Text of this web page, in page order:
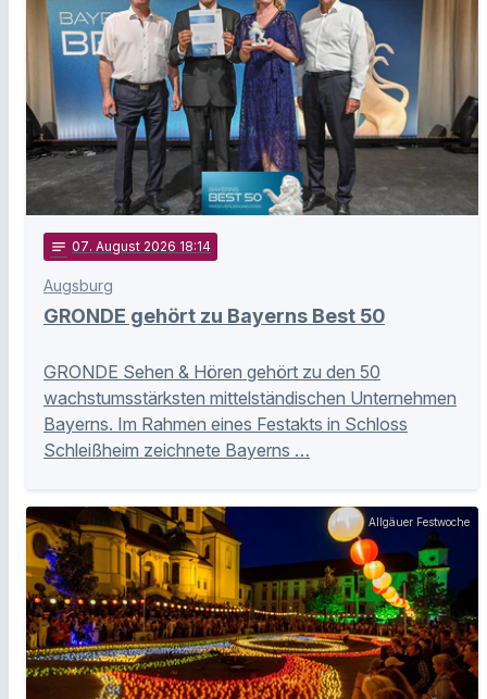
notes 07. August 2026 18:14
Augsburg
GRONDE gehört zu Bayerns Best 50
GRONDE Sehen & Hören gehört zu den 50
wachstumsstärksten mittelständischen Unternehmen
Bayerns. Im Rahmen eines Festakts in Schloss
Schleißheim zeichnete Bayerns …
Allgäuer Festwoche